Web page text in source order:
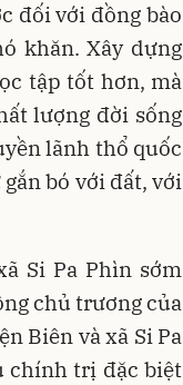
đối với đồng bào
khăn. Xây dựng
tập tốt hơn, mà
lượng đời sống
lãnh thổ quốc
bó với đất, với
Si Pa Phìn sớm
chủ trương của
Biên và xã Si Pa
chính trị đặc biệt